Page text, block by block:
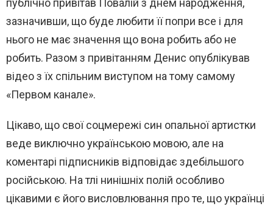
публічно привітав Повалій з днем народження,
зазначивши, що буде любити її попри все і для
нього не має значення що вона робить або не
робить. Разом з привітанням Денис опублікував
відео з їх спільним виступом на тому самому
«Первом канале».
Цікаво, що свої соцмережі син опальної артистки
веде виключно українською мовою, але на
коментарі підписників відповідає здебільшого
російською. На тлі нинішніх полій особливо
цікавими є його висловлювання про те, що українці